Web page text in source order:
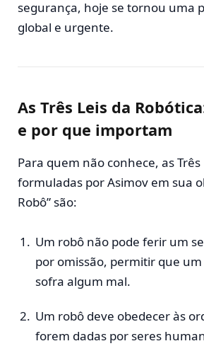
segurança, hoje se tornou uma
global e urgente.
As Três Leis da
e por que importam
Para quem não conhece, as Três
formuladas por Asimov em sua
Robô” são:
Um robô não pode ferir um
por omissão, permitir que
sofra algum mal.
Um robô deve obedecer às
forem dadas por seres